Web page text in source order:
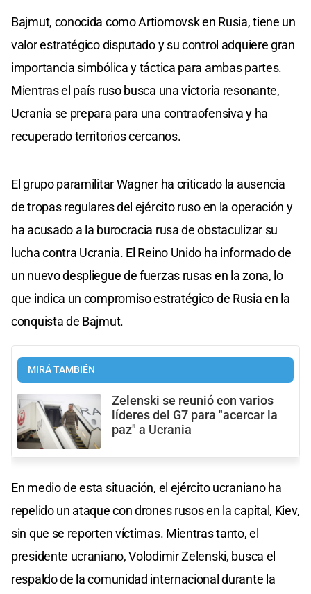
Bajmut, conocida como Artiomovsk en Rusia, tiene un
valor estratégico disputado y su control adquiere gran
importancia simbólica y táctica para ambas partes.
Mientras el país ruso busca una victoria resonante,
Ucrania se prepara para una contraofensiva y ha
recuperado territorios cercanos.
El grupo paramilitar Wagner ha criticado la ausencia
de tropas regulares del ejército ruso en la operación y
ha acusado a la burocracia rusa de obstaculizar su
lucha contra Ucrania. El Reino Unido ha informado de
un nuevo despliegue de fuerzas rusas en la zona, lo
que indica un compromiso estratégico de Rusia en la
conquista de Bajmut.
MIRÁ TAMBIÉN
Zelenski se reunió con varios
líderes del G7 para "acercar la
paz" a Ucrania
En medio de esta situación, el ejército ucraniano ha
repelido un ataque con drones rusos en la capital, Kiev,
sin que se reporten víctimas. Mientras tanto, el
presidente ucraniano, Volodimir Zelenski, busca el
respaldo de la comunidad internacional durante la